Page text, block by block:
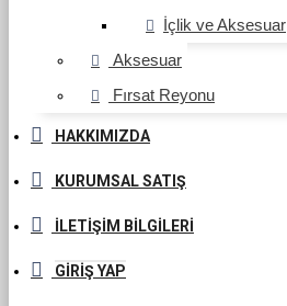
İçlik ve Aksesuar
Aksesuar
Fırsat Reyonu
HAKKIMIZDA
KURUMSAL SATIŞ
İLETIŞIM BILGILERI
GIRIŞ YAP